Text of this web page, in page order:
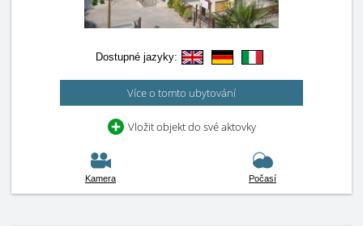
Dostupné jazyky:
Více o tomto ubytování
Vložit objekt do své aktovky
Kamera Počasí